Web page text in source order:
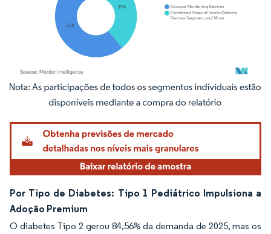
Imagem © Mordor Intelligence. O reuso requer atribuição conforme CC BY 4.0.
Por Tipo de Diabetes: Tipo 1 Pediátrico Impulsiona a
Adoção Premium
O diabetes Tipo 2 gerou 84,56% da demanda de 2025, mas os